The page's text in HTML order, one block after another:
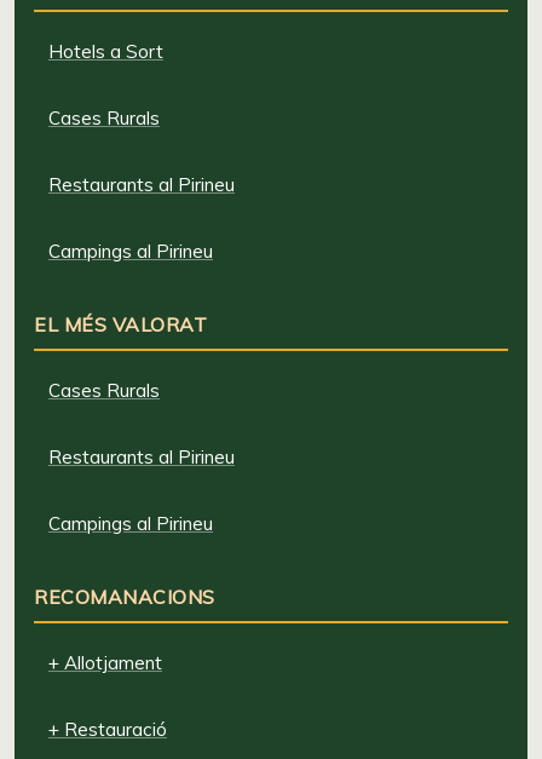
Hotels a Sort
Cases Rurals
Restaurants al Pirineu
Campings al Pirineu
EL MÉS VALORAT
Cases Rurals
Restaurants al Pirineu
Campings al Pirineu
RECOMANACIONS
+ Allotjament
+ Restauració